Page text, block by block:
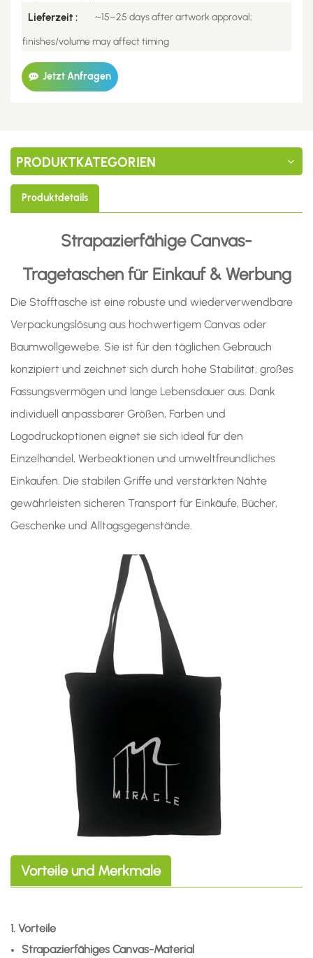
Lieferzeit : ~15–25 days after artwork approval;
finishes/volume may affect timing
Jetzt Anfragen
PRODUKTKATEGORIEN
Produktdetails
Strapazierfähige Canvas-
Tragetaschen für Einkauf & Werbung
Die Stofftasche ist eine robuste und wiederverwendbare
Verpackungslösung aus hochwertigem Canvas oder
Baumwollgewebe. Sie ist für den täglichen Gebrauch
konzipiert und zeichnet sich durch hohe Stabilität, großes
Fassungsvermögen und lange Lebensdauer aus. Dank
individuell anpassbarer Größen, Farben und
Logodruckoptionen eignet sie sich ideal für den
Einzelhandel, Werbeaktionen und umweltfreundliches
Einkaufen. Die stabilen Griffe und verstärkten Nähte
gewährleisten sicheren Transport für Einkäufe, Bücher,
Geschenke und Alltagsgegenstände.
Vorteile und Merkmale
1. Vorteile
Strapazierfähiges Canvas-Material